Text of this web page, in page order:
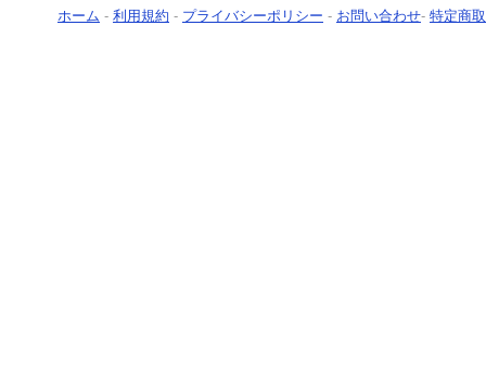
ホーム - 利用規約 - プライバシーポリシー - お問い合わせ- 特定商